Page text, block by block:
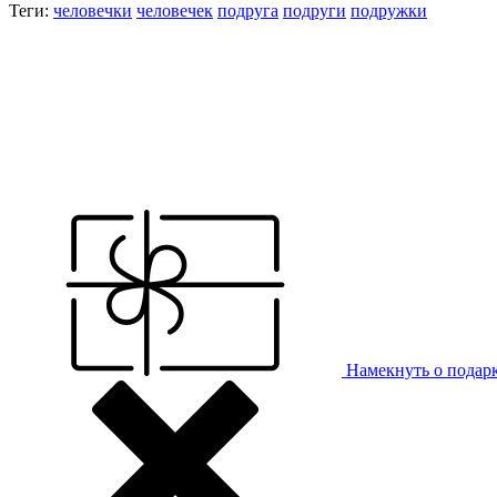
Теги: человечки человечек подруга подруги подружки
Намекнуть о